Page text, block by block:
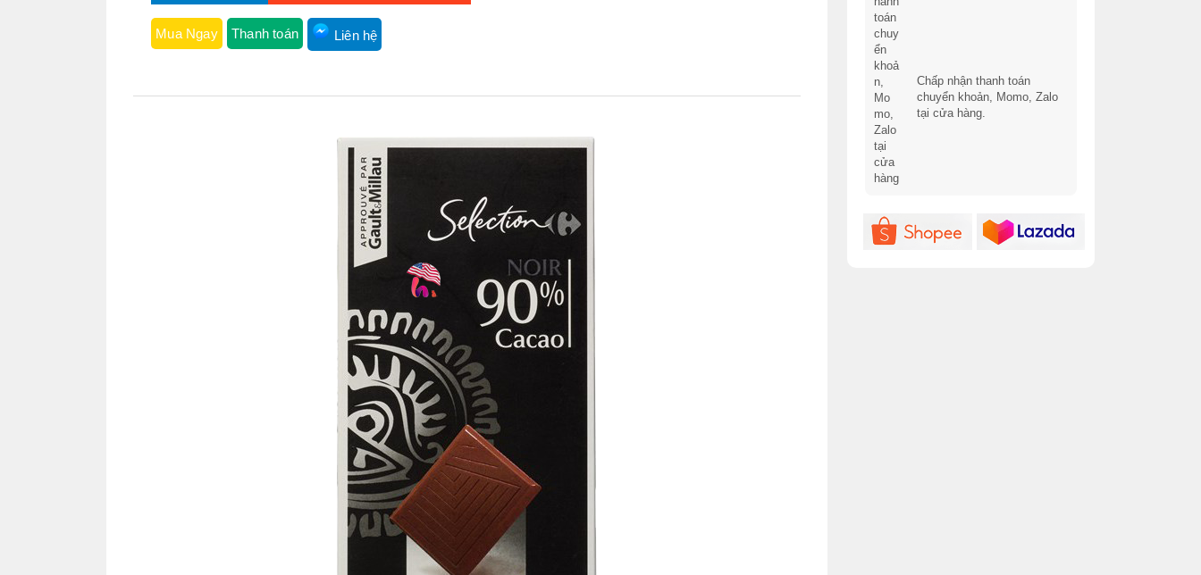
Chấp nhận thanh toán
chuyển khoản, Momo, Zalo
tại cửa hàng.
Mua Ngay Thanh toán Liên hệ